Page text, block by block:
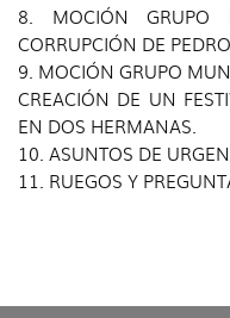
8. MOCIÓN GRUPO
CORRUPCIÓN DE
9. MOCIÓN GRUPO
CREACIÓN DE UN
EN DOS HERMANAS.
10. ASUNTOS DE
11. RUEGOS Y